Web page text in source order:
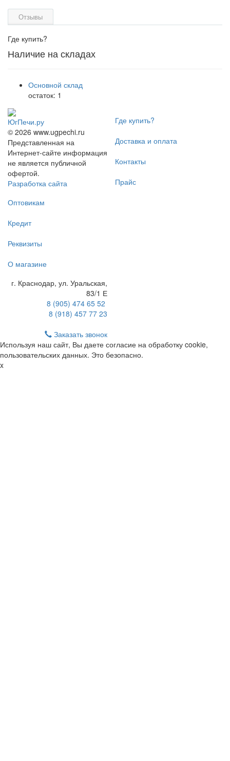
Отзывы
Где купить?
Наличие на складах
Основной склад
остаток: 1
ЮгПечи.ру
© 2026 www.ugpechi.ru
Представленная на
Интернет-сайте информация
не является публичной
офертой.
Разработка сайта
Где купить?
Доставка и оплата
Контакты
Прайс
Оптовикам
Кредит
Реквизиты
О магазине
г. Краснодар, ул. Уральская,
83/1 Е
8 (905) 474 65 52
8 (918) 457 77 23
Заказать звонок
Используя наш сайт, Вы даете согласие на обработку cookie,
пользовательских данных. Это безопасно.
x